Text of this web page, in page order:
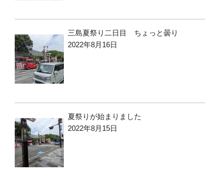
三島夏祭り二日目 ちょっと曇り
2022年8月16日
夏祭りが始まりました
2022年8月15日